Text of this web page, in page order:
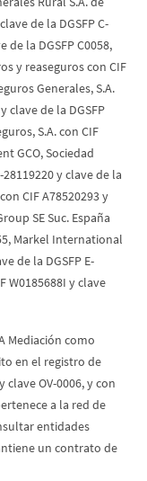
de la DGSFP C-
de la DGSFP C0058,
y reaseguros con CIF
Generales, S.A.
clave de la DGSFP
S.A. con CIF
GCO, Sociedad
y clave de la
CIF A78520293 y
SE Suc. España
Markel International
de la DGSFP E-
W0185688I y clave
Mediación como
en el registro de
clave OV-0006, y con
a la red de
entidades
un contrato de